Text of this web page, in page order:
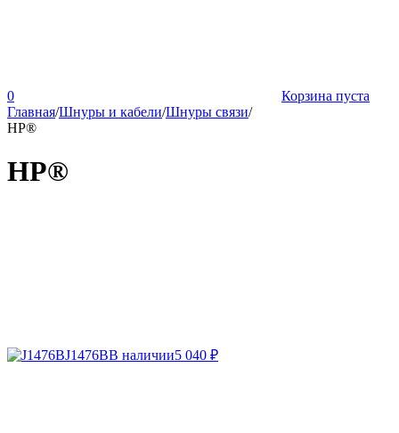
0
Корзина пуста
Главная/Шнуры и кабели/Шнуры связи/
HP®
HP®
J1476BВ наличии5 040 ₽